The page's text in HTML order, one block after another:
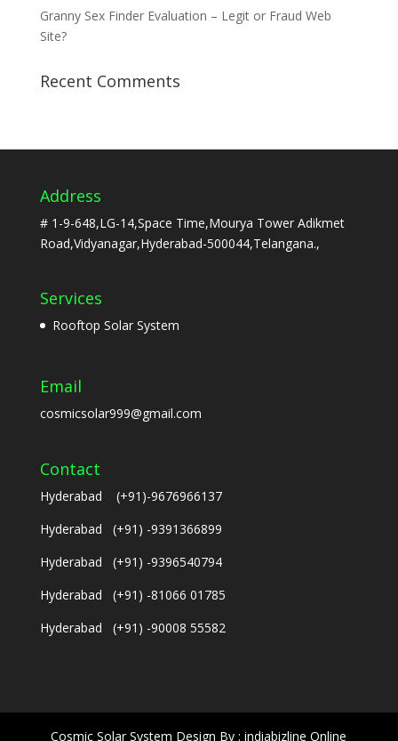
Granny Sex Finder Evaluation – Legit or Fraud Web
Site?
Recent Comments
Address
# 1-9-648,LG-14,Space Time,Mourya Tower Adikmet
Road,Vidyanagar,Hyderabad-500044,Telangana.,
Services
Rooftop Solar System
Email
cosmicsolar999@gmail.com
Contact
Hyderabad (+91)-9676966137
Hyderabad (+91) -9391366899
Hyderabad (+91) -9396540794
Hyderabad (+91) -81066 01785
Hyderabad (+91) -90008 55582
Cosmic Solar System Design By : indiabizline Online